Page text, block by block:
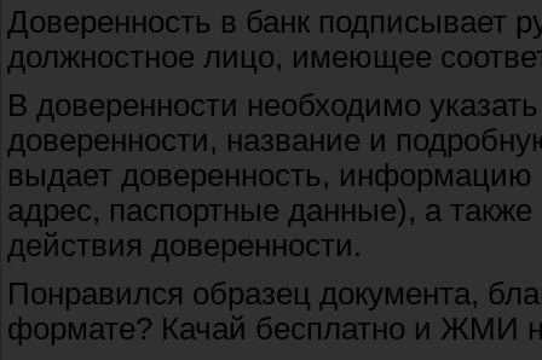
Доверенность в банк подписывает
должностное лицо, имеющее
В доверенности необходимо
доверенности, название и
выдает доверенность,
адрес, паспортные данные), а
действия доверенности.
Понравился образец документа,
формате? Качай бесплатно и ЖМИ